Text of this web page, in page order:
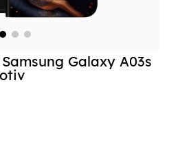
Galaxy A03s